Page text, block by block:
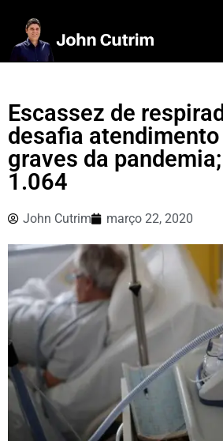
Escassez de
desafia
graves da
1.064
John Cutrim março 22, 2020